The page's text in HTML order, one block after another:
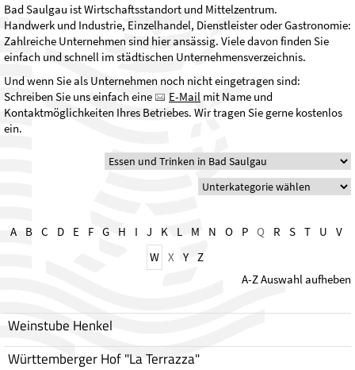
Bad Saulgau ist Wirtschaftsstandort und Mittelzentrum.
Handwerk und Industrie, Einzelhandel, Dienstleister oder Gastronomie:
Zahlreiche Unternehmen sind hier ansässig. Viele davon finden Sie
einfach und schnell im städtischen Unternehmensverzeichnis.
Und wenn Sie als Unternehmen noch nicht eingetragen sind:
Schreiben Sie uns einfach eine
E-Mail mit Name und
Kontaktmöglichkeiten Ihres Betriebes. Wir tragen Sie gerne kostenlos
ein.
A B C D E F G H I J K L M N O P Q R S T U
V
W
X Y
Z
A-Z Auswahl aufheben
Weinstube Henkel
Württemberger Hof "La Terrazza"